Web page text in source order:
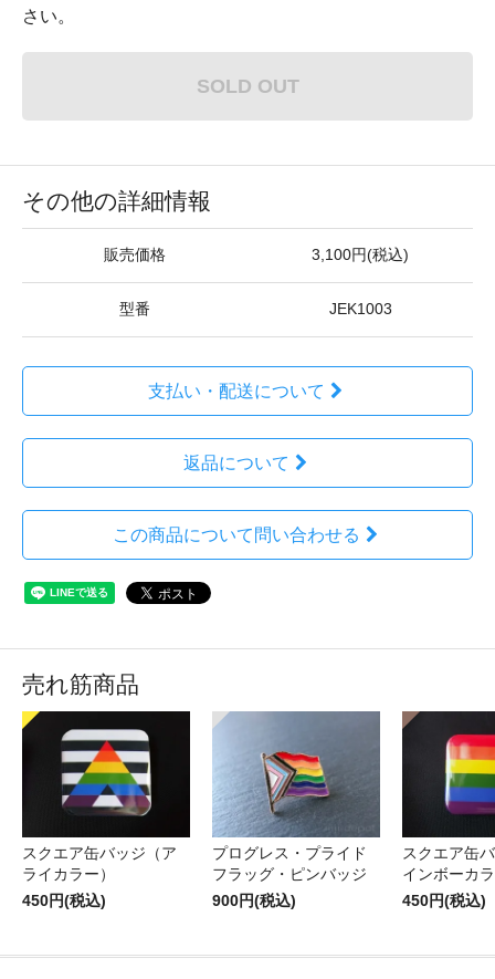
さい。
SOLD OUT
その他の詳細情報
販売価格 3,100円(税込)
型番 JEK1003
支払い・配送について
返品について
この商品について問い合わせる
売れ筋商品
スクエア缶バッジ（ア
ライカラー）
450円(税込)
プログレス・プライド
フラッグ・ピンバッジ
900円(税込)
スクエア缶
インボーカ
450円(税込)